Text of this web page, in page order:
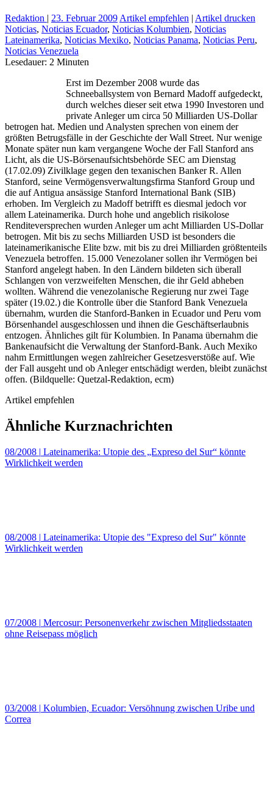
Redaktion | 23. Februar 2009 Artikel empfehlen | Artikel drucken
Noticias, Noticias Ecuador, Noticias Kolumbien, Noticias
Lateinamerika, Noticias Mexiko, Noticias Panama, Noticias Peru,
Noticias Venezuela
Lesedauer: 2 Minuten
Erst im Dezember 2008 wurde das
Schneeballsystem von Bernard Madoff aufgedeckt,
durch welches dieser seit etwa 1990 Investoren und
private Anleger um circa 50 Milliarden US-Dollar
betrogen hat. Medien und Analysten sprechen von einem der
größten Betrugsfälle in der Geschichte der Wall Street. Nur wenige
Monate später nun kam vergangene Woche der Fall Stanford ans
Licht, als die US-Börsenaufsichtsbehörde SEC am Dienstag
(17.02.09) Zivilklage gegen den texanischen Banker R. Allen
Stanford, seine Vermögensverwaltungsfirma Stanford Group und
die auf Antigua ansässige Stanford International Bank (SIB)
erhoben. Im Vergleich zu Madoff betrifft es diesmal jedoch vor
allem Lateinamerika. Durch hohe und angeblich risikolose
Renditeversprechen wurden Anleger um acht Milliarden US-Dollar
betrogen. Mit bis zu sechs Milliarden USD ist besonders die
lateinamerikanische Elite bzw. mit bis zu drei Milliarden größtenteils
Venezuela betroffen. 15.000 Venezolaner sollen ihr Vermögen bei
Stanford angelegt haben. In den Ländern bildeten sich überall
Schlangen von verzweifelten Menschen, die ihr Geld abheben
wollten. Während die venezolanische Regierung nur zwei Tage
später (19.02.) die Kontrolle über die Stanford Bank Venezuela
übernahm, wurden die Stanford-Banken in Ecuador und Peru vom
Börsenhandel ausgeschlossen und ihnen die Geschäftserlaubnis
entzogen. Ähnliches gilt für Kolumbien. In Panama übernahm die
Bankenaufsicht die Verwaltung der Stanford-Bank. Auch Mexiko
nahm Ermittlungen wegen zahlreicher Gesetzesverstöße auf. Wie
der Fall ausgeht und ob Anleger entschädigt werden, bleibt zunächst
offen. (Bildquelle: Quetzal-Redaktion, ecm)
Artikel empfehlen
Ähnliche Kurznachrichten
08/2008 | Lateinamerika: Utopie des „Expreso del Sur“ könnte
Wirklichkeit werden
08/2008 | Lateinamerika: Utopie des "Expreso del Sur" könnte
Wirklichkeit werden
07/2008 | Mercosur: Personenverkehr zwischen Mitgliedsstaaten
ohne Reisepass möglich
03/2008 | Kolumbien, Ecuador: Versöhnung zwischen Uribe und
Correa